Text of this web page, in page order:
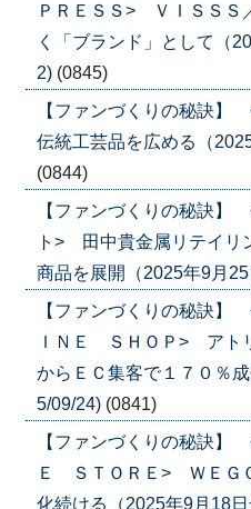
ＰＲＥＳＳ> ＶＩＳＳＳ
く「ブランド」として（
2) (0845)
【ファンづくりの秘訣
伝統工芸品を広める（
(0844)
【ファンづくりの秘訣
ト> 田中貴金属リテイリ
商品を展開（2025年9月
【ファンづくりの秘訣
ＩＮＥ ＳＨＯＰ> アト
からＥＣ集客で１７０％
5/09/24) (0841)
【ファンづくりの秘訣
Ｅ ＳＴＯＲＥ> ＷＥＧ
化続ける（2025年9月18